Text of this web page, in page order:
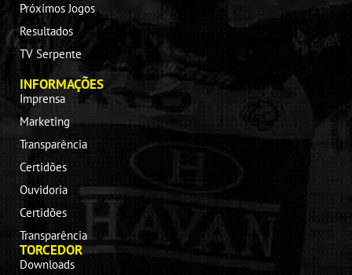
Próximos Jogos
Resultados
TV Serpente
INFORMAÇÕES
Imprensa
Marketing
Transparência
Certidões
Ouvidoria
Certidões
Transparência
TORCEDOR
Downloads